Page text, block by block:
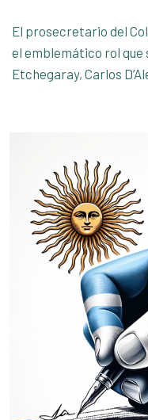
El prosecretario del
el emblemático rol
Etchegaray, Carlos